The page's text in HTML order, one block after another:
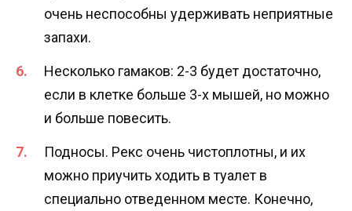
очень неспособны удерживать неприятные
запахи.
Несколько гамаков: 2-3 будет достаточно,
если в клетке больше 3-х мышей, но можно
и больше повесить.
Подносы. Рекс очень чистоплотны, и их
можно приучить ходить в туалет в
специально отведенном месте. Конечно,